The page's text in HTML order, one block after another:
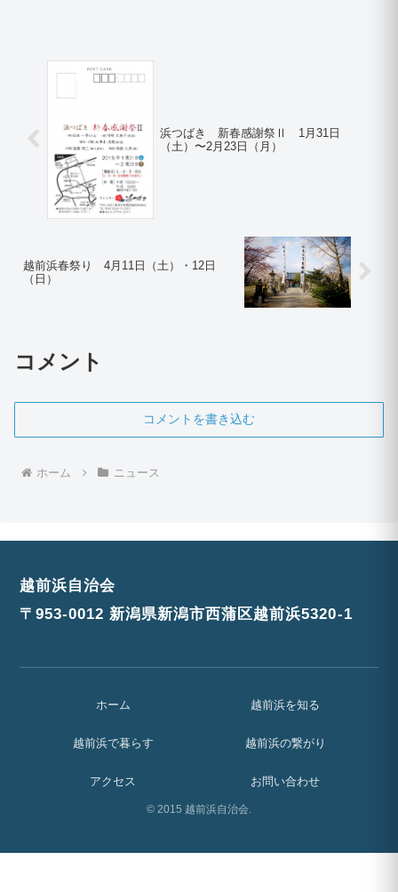
浜つばき 新春感謝祭Ⅱ 1月31日
（土）〜2月23日（月）
越前浜春祭り 4月11日（土）・12日
（日）
コメント
コメントを書き込む
ホーム ニュース
越前浜自治会
〒953-0012 新潟県新潟市西蒲区越前浜5320-1
ホーム 越前浜を知る
越前浜で暮らす 越前浜の繋がり
アクセス お問い合わせ
© 2015 越前浜自治会.